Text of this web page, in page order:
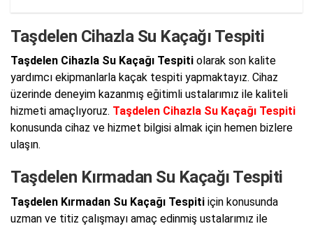
Taşdelen Cihazla Su Kaçağı Tespiti
Taşdelen Cihazla Su Kaçağı Tespiti olarak son kalite
yardımcı ekipmanlarla kaçak tespiti yapmaktayız. Cihaz
üzerinde deneyim kazanmış eğitimli ustalarımız ile kaliteli
hizmeti amaçlıyoruz. Taşdelen Cihazla Su Kaçağı Tespiti
konusunda cihaz ve hizmet bilgisi almak için hemen bizlere
ulaşın.
Taşdelen Kırmadan Su Kaçağı Tespiti
Taşdelen Kırmadan Su Kaçağı Tespiti için konusunda
uzman ve titiz çalışmayı amaç edinmiş ustalarımız ile